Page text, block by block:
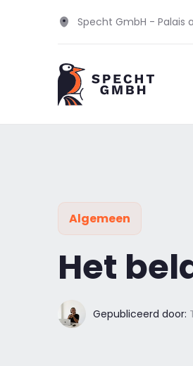
Specht GmbH - Palais
Algemeen
Het
Gepubliceerd door: